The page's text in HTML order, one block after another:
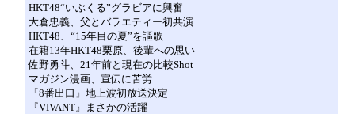
HKT48“いぶくる”グラビアに興奮
大倉忠義、父とバラエティー初共演
HKT48、“15年目の夏”を謳歌
在籍13年HKT48栗原、後輩への思い
佐野勇斗、21年前と現在の比較Shot
マガジン漫画、宣伝に苦労
『8番出口』地上波初放送決定
『VIVANT』まさかの活躍